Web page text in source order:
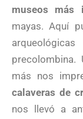
museos más
mayas. Aquí
más nos
calaveras de
nos llevó a